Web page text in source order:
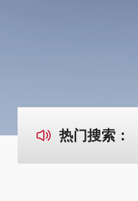
热门搜索：